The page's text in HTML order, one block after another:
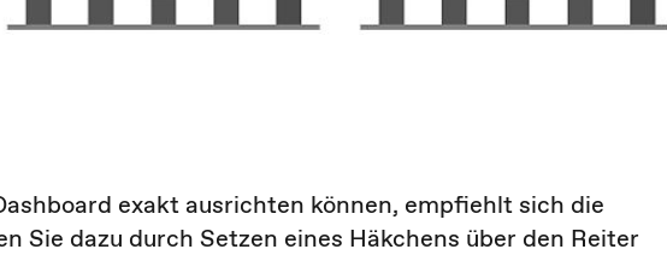
exakt ausrichten können, empfiehlt sich die
Sie dazu durch Setzen eines Häkchens über den Reiter